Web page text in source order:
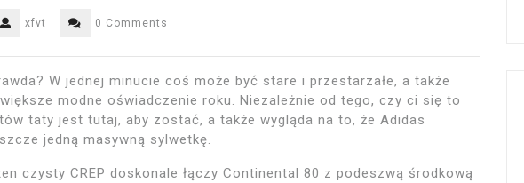
xfvt 0 Comments
W jednej minucie coś może być stare i przestarzałe, a także
modne oświadczenie roku. Niezależnie od tego, czy ci się to
taty jest tutaj, aby zostać, a także wygląda na to, że Adidas
jedną masywną sylwetkę.
czysty CREP doskonale łączy Continental 80 z podeszwą środkową